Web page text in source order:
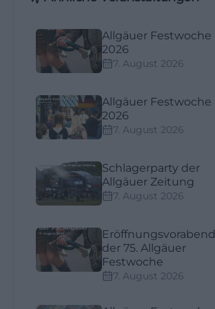
Allgäuer Festwoche
2026
7. August 2026
Allgäuer Festwoche
2026
7. August 2026
Schlagerparty der
Allgäuer Zeitung
7. August 2026
Eröffnungsvorabend
der 75. Allgäuer
Festwoche
7. August 2026